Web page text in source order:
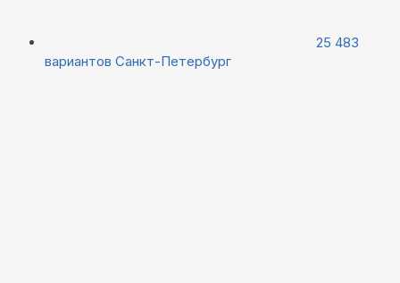
25 483
вариантов Санкт-Петербург